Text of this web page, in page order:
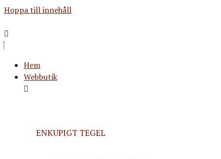
Hoppa till innehåll
Hem
Webbutik
ENKUPIGT TEGEL